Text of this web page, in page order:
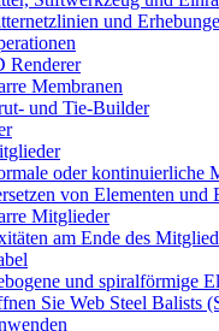
und
Renderer
Membranen
und Tie-Builder
oder kontinuierliche
von Elementen und
Mitglieder
am Ende des
und spiralförmige
Sie Web Steel Balists